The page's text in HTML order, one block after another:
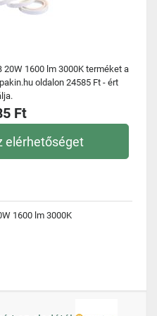
20W 1600 lm 3000K terméket a
oldalon 24585 Ft - ért
Ft
elérhetőséget
1600 lm 3000K